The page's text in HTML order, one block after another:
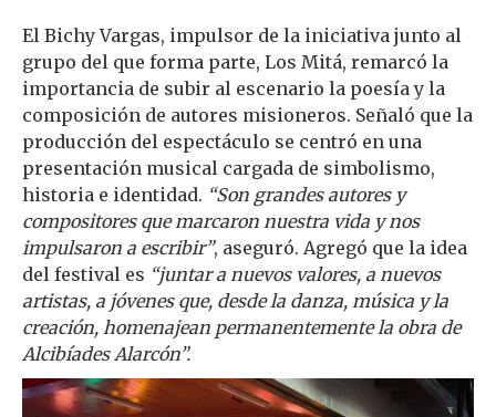
El Bichy Vargas, impulsor de la iniciativa junto al
grupo del que forma parte, Los Mitá, remarcó la
importancia de subir al escenario la poesía y la
composición de autores misioneros. Señaló que la
producción del espectáculo se centró en una
presentación musical cargada de simbolismo,
historia e identidad. “Son grandes autores y
compositores que marcaron nuestra vida y nos
impulsaron a escribir”, aseguró. Agregó que la idea
del festival es “juntar a nuevos valores, a nuevos
artistas, a jóvenes que, desde la danza, música y la
creación, homenajean permanentemente la obra de
Alcibíades Alarcón”.